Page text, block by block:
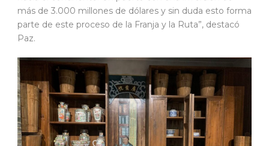
más de 3.000 millones de dólares y sin duda esto forma
parte de este proceso de la Franja y la Ruta”, destacó
Paz.